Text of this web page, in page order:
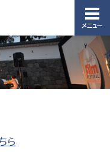
メニュー
ら